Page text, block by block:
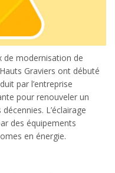
de modernisation de
Graviers ont débuté
par l’entreprise
pour renouveler un
L’éclairage
des équipements
en énergie.